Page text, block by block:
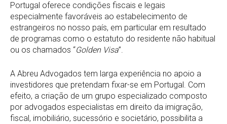
Portugal oferece condições fiscais e legais
especialmente favoráveis ao estabelecimento de
estrangeiros no nosso país, em particular em resultado
de programas como o estatuto do residente não habitual
ou os chamados “Golden Visa”.
A Abreu Advogados tem larga experiência no apoio a
investidores que pretendam fixar-se em Portugal. Com
efeito, a criação de um grupo especializado composto
por advogados especialistas em direito da imigração,
fiscal, imobiliário, sucessório e societário, possibilita a